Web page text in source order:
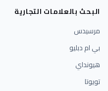
البحث بالعلامات التجارية
مرسيدس
بي ام دبليو
هيونداي
تويوتا